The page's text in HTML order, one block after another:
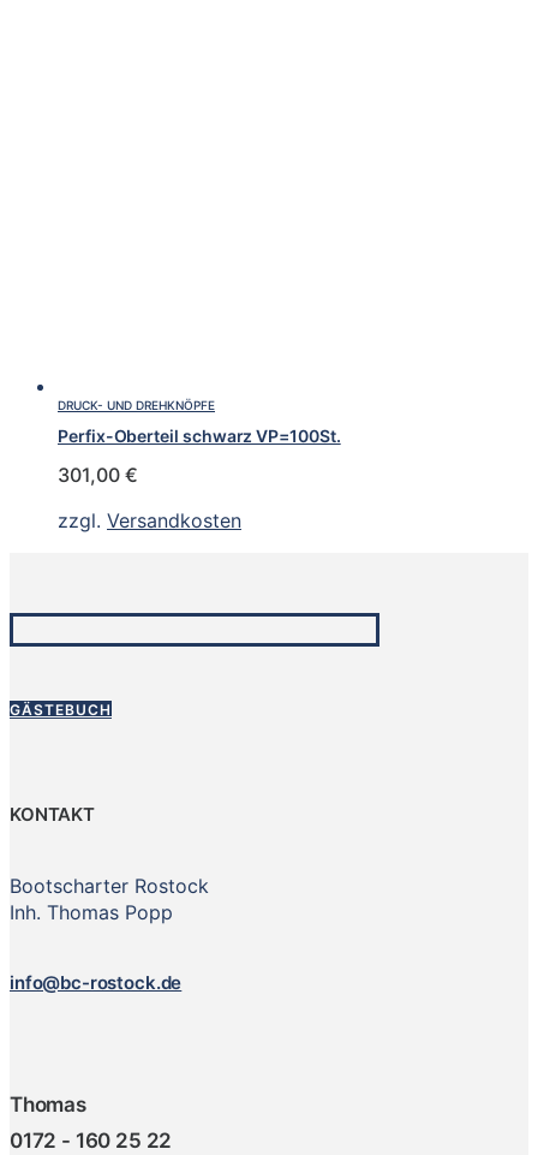
DRUCK- UND DREHKNÖPFE
Perfix-Oberteil schwarz VP=100St.
301,00 €
zzgl. Versandkosten
GÄSTEBUCH
KONTAKT
Bootscharter Rostock
Inh. Thomas Popp
info@bc-rostock.de
Thomas
0172 - 160 25 22